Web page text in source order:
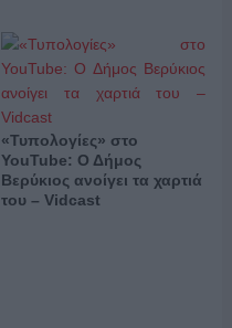
«Τυπολογίες» στο
YouTube: Ο Δήμος
Βερύκιος ανοίγει τα χαρτιά
του – Vidcast